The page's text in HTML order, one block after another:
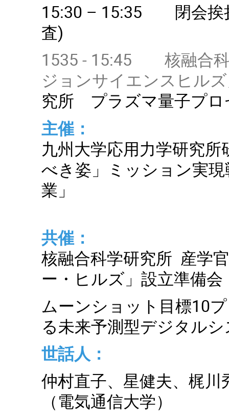
15:30 – 15:35 閉会挨
査)
1535 - 15:45 核融合科
ジョンサイエンスヒル
究所 プラズマ量子プロ
主催：
九州大学応用力学研究
べき姿」
ミッション実
業」
共催：
核融合科学研究所 産学
ー・ヒルズ」設立準備会
ムーンショット目標10
る未来予測型デジタル
世話人：
仲村直子、星健夫、梶
（電気通信大学）